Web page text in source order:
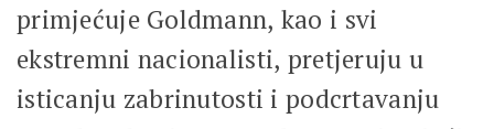
primjećuje Goldmann, kao i svi
ekstremni nacionalisti, pretjeruju u
isticanju zabrinutosti i podcrtavanju